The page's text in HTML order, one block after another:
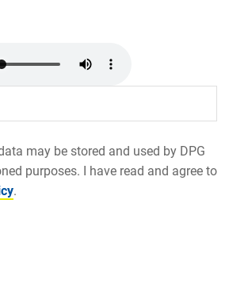
may be stored and used by DPG
purposes. I have read and agree to
.